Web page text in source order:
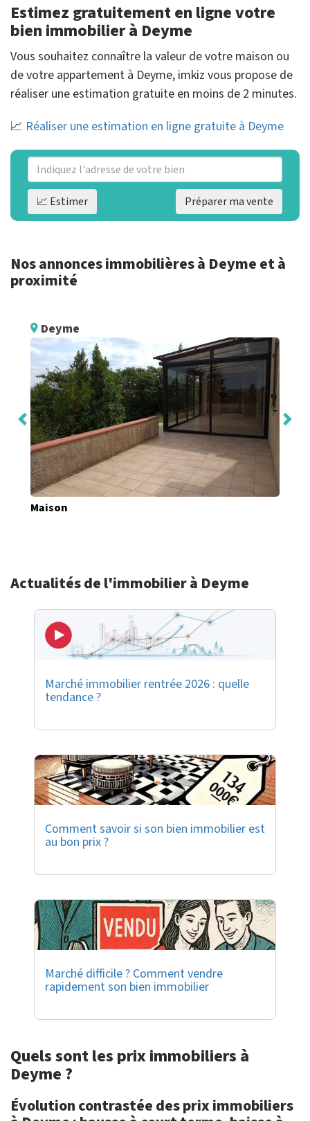
Estimez gratuitement en ligne votre
bien immobilier à Deyme
Vous souhaitez connaître la valeur de votre maison ou
de votre appartement à Deyme, imkiz vous propose de
réaliser une estimation gratuite en moins de 2 minutes.
📈 Réaliser une estimation en ligne gratuite à Deyme
📈 Estimer Préparer ma vente
Nos annonces immobilières à Deyme et à
proximité
Deyme
Maison
Actualités de l'immobilier à Deyme
Marché immobilier rentrée 2026 : quelle
tendance ?
Comment savoir si son bien immobilier est
au bon prix ?
Marché difficile ? Comment vendre
rapidement son bien immobilier
Quels sont les prix immobiliers à
Deyme ?
Évolution contrastée des prix immobiliers